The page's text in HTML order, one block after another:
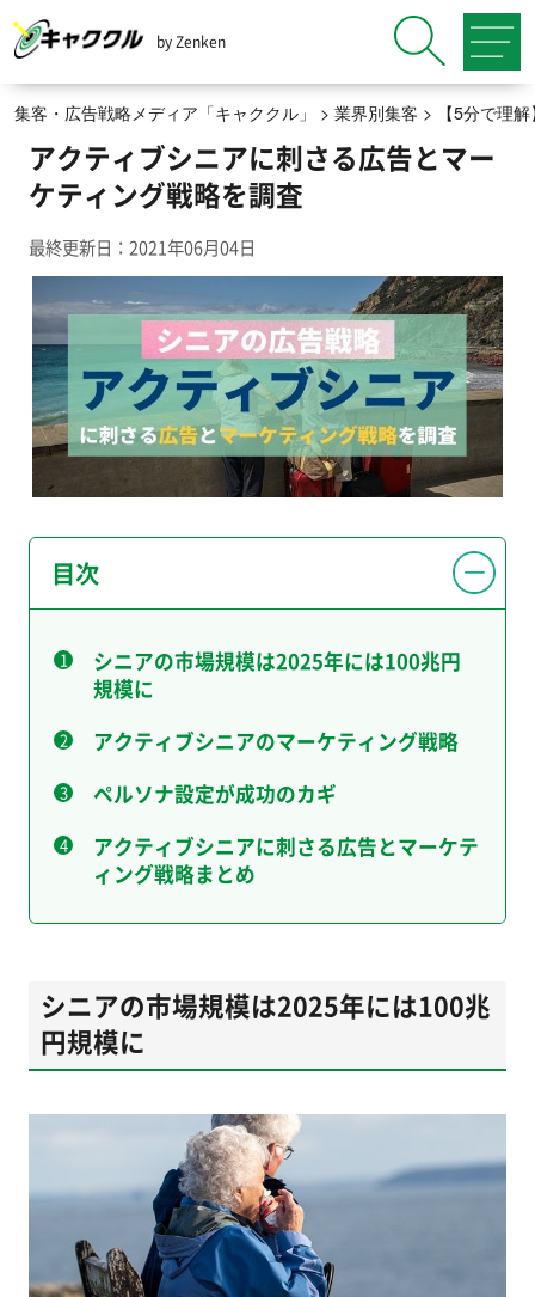
by Zenken
集客・広告戦略メディア「キャククル」 > 業界別集客 > 【5分で理
アクティブシニアに刺さる広告とマー
ケティング戦略を調査
最終更新日：2021年06月04日
目次
シニアの市場規模は2025年には100兆円
規模に
アクティブシニアのマーケティング戦略
ペルソナ設定が成功のカギ
アクティブシニアに刺さる広告とマーケテ
ィング戦略まとめ
シニアの市場規模は2025年には100兆
円規模に